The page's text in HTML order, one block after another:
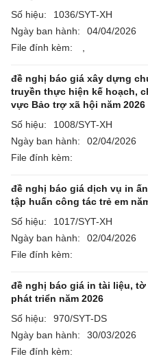
Số hiệu:
1036/SYT-XH
Ngày ban hành:
04/04/2026
File đính kèm:
đề nghị báo giá xây dựng
truyền thực hiện kế hoạch,
vực Bảo trợ xã hội năm 2026
Số hiệu:
1008/SYT-XH
Ngày ban hành:
02/04/2026
File đính kèm:
đề nghị báo giá dịch vụ in
tập huấn công tác trẻ em
Số hiệu:
1017/SYT-XH
Ngày ban hành:
02/04/2026
File đính kèm:
đề nghị báo giá in tài liệu,
phát triển năm 2026
Số hiệu:
970/SYT-DS
Ngày ban hành:
30/03/2026
File đính kèm: